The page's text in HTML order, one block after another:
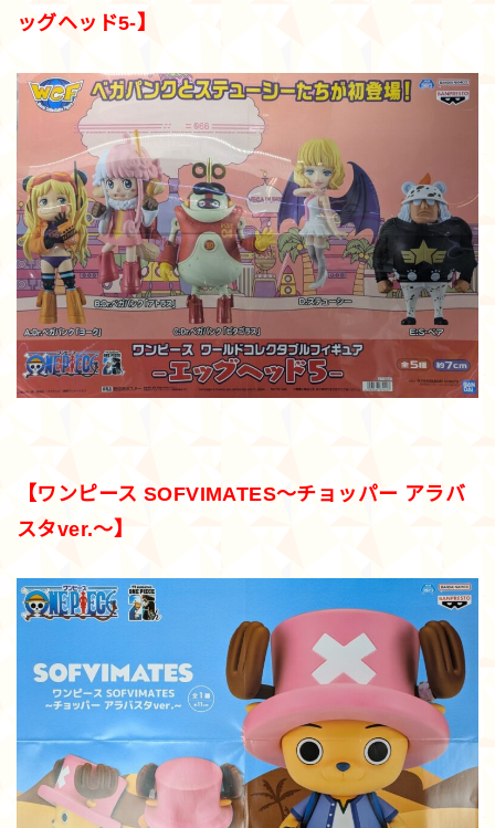
ッグヘッド5-】
【ワンピース SOFVIMATES～チョッパー アラバ
スタver.～】